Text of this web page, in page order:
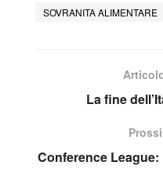
SOVRANITA ALIMENTARE
La fine
Conference